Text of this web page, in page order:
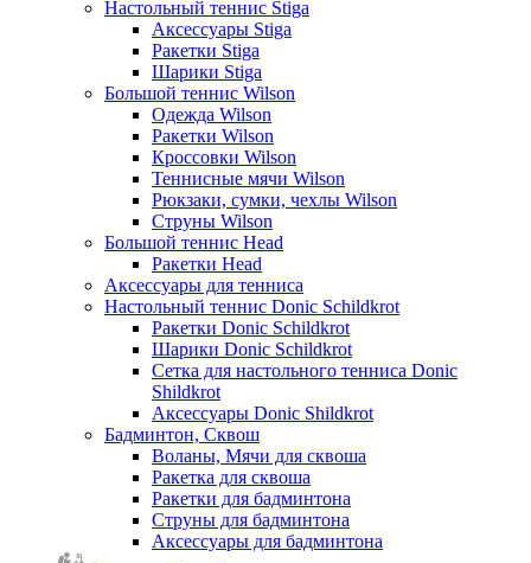
Настольный теннис Stiga
Аксессуары Stiga
Ракетки Stiga
Шарики Stiga
Большой теннис Wilson
Одежда Wilson
Ракетки Wilson
Кроссовки Wilson
Теннисные мячи Wilson
Рюкзаки, сумки, чехлы Wilson
Струны Wilson
Большой теннис Head
Ракетки Head
Аксессуары для тенниса
Настольный теннис Donic Schildkrot
Ракетки Donic Schildkrot
Шарики Donic Schildkrot
Сетка для настольного тенниса Donic
Shildkrot
Аксессуары Donic Shildkrot
Бадминтон, Сквош
Воланы, Мячи для сквоша
Ракетка для сквоша
Ракетки для бадминтона
Струны для бадминтона
Аксессуары для бадминтона